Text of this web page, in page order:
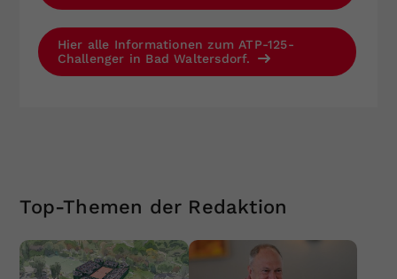
Hier alle Informationen zum ATP-125-
Challenger in Bad Waltersdorf.
Top-Themen der Redaktion